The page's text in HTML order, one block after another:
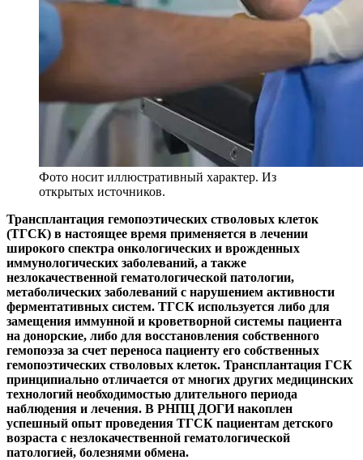
Фото носит иллюстративный характер. Из
открытых источников.
Трансплантация гемопоэтических стволовых клеток
(ТГСК) в настоящее время применяется в лечении
широкого спектра онкологических и врожденных
иммунологических заболеваний, а также
незлокачественной гематологической патологии,
метаболических заболеваний с нарушением активности
ферментативных систем. ТГСК используется либо для
замещения иммунной и кроветворной системы пациента
на донорские, либо для восстановления собственного
гемопоэза за счет переноса пациенту его собственных
гемопоэтических стволовых клеток. Трансплантация ГСК
принципиально отличается от многих других медицинских
технологий необходимостью длительного периода
наблюдения и лечения. В РНПЦ ДОГИ накоплен
успешный опыт проведения ТГСК пациентам детского
возраста с незлокачественной гематологической
патологией, болезнями обмена.